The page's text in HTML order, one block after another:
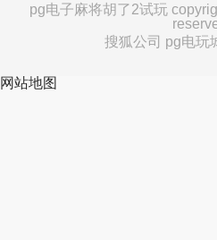
pg电子麻将胡了2试玩
搜狐公司 pg电玩
网站地图